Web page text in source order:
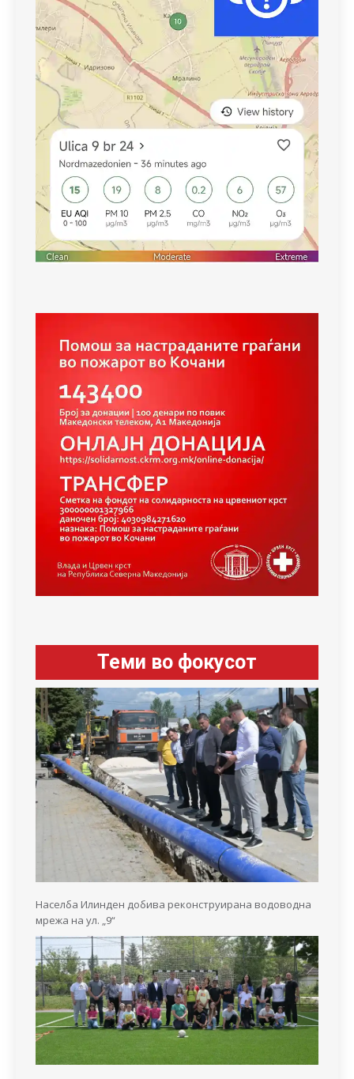
Теми во фокусот
Населба Илинден добива реконструирана водоводна
мрежа на ул. „9“